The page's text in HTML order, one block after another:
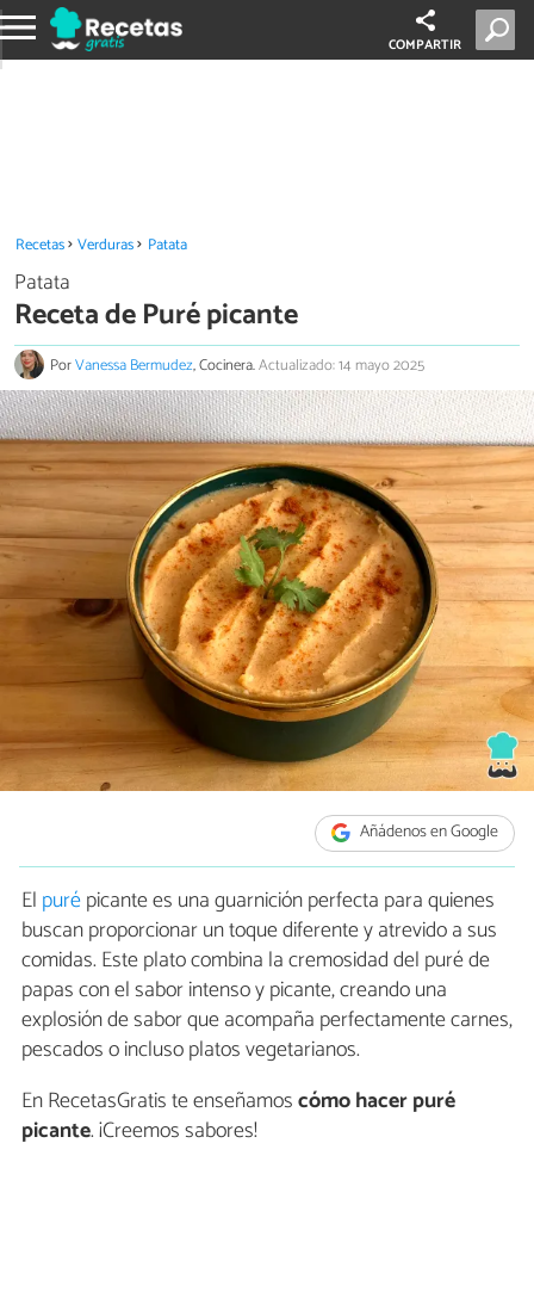
COMPARTIR
Recetas Verduras Patata
Patata
Receta de Puré picante
PorVanessa Bermudez, Cocinera.Actualizado: 14 mayo 2025
Añádenos en Google
El purépicante es una guarnición perfecta para quienes
buscan proporcionar un toque diferente y atrevido a sus
comidas. Este plato combina la cremosidad del puré de
papas con el sabor intenso y picante, creando una
explosión de sabor que acompaña perfectamente carnes,
pescados o incluso platos vegetarianos.
En RecetasGratis te enseñamoscómo hacer puré
picante. ¡Creemos sabores!